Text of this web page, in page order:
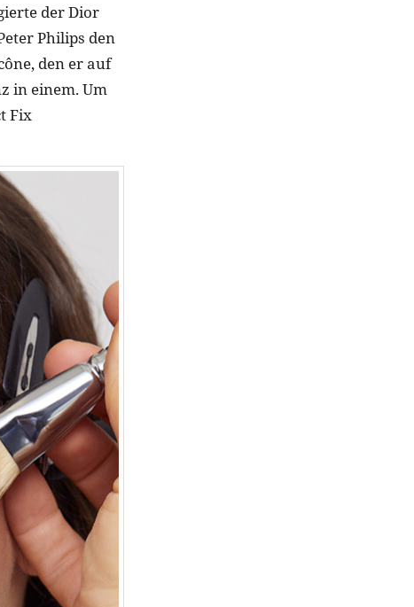
der Dior
Philips den
den er auf
in einem. Um
Fix